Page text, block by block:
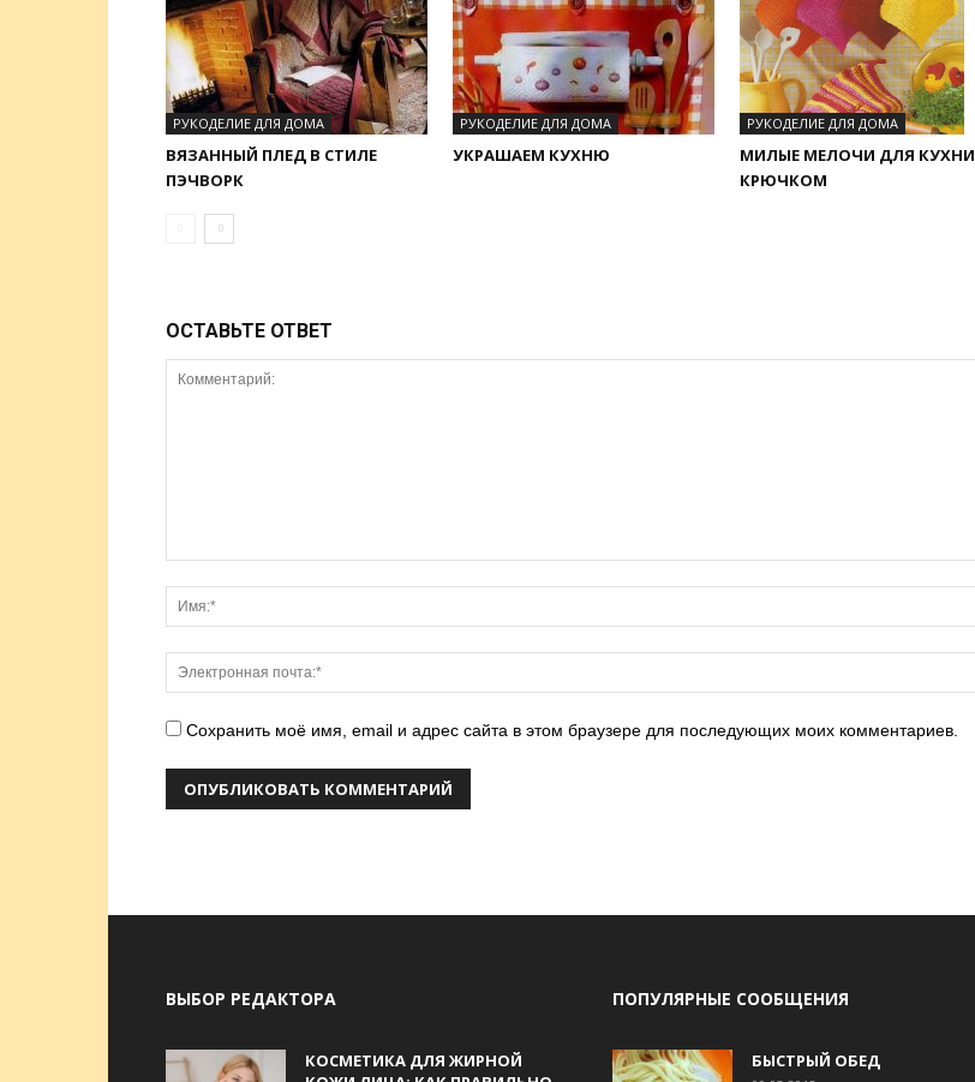
РУКОДЕЛИЕ ДЛЯ ДОМА
ВЯЗАННЫЙ ПЛЕД В СТИЛЕ
ПЭЧВОРК
РУКОДЕЛИЕ ДЛЯ ДОМА
УКРАШАЕМ КУХНЮ
РУКОДЕЛИЕ ДЛЯ ДОМА
МИЛЫЕ МЕЛОЧИ ДЛЯ КУХНИ
КРЮЧКОМ
ОСТАВЬТЕ ОТВЕТ
Сохранить моё имя, email и адрес сайта в этом браузере для последующих моих комментариев.
ВЫБОР РЕДАКТОРА
КОСМЕТИКА ДЛЯ ЖИРНОЙ
ПОПУЛЯРНЫЕ СООБЩЕНИЯ
БЫСТРЫЙ ОБЕД